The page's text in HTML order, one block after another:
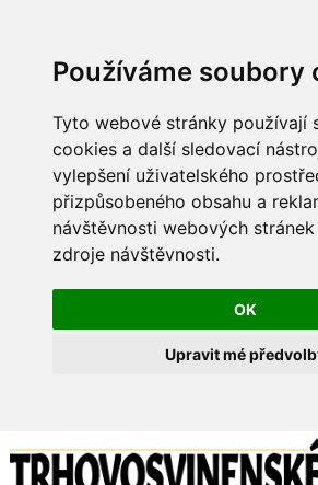
Používáme soubory
Tyto webové stránky používají
cookies a další sledovací
vylepšení uživatelského
přizpůsobeného obsahu a
návštěvnosti webových
zdroje návštěvnosti.
OK
Upravit mé